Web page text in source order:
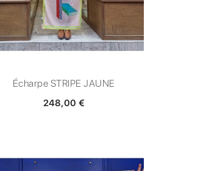
Écharpe STRIPE JAUNE
248,00 €